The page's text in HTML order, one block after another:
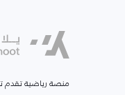
منصة رياضية تقدم